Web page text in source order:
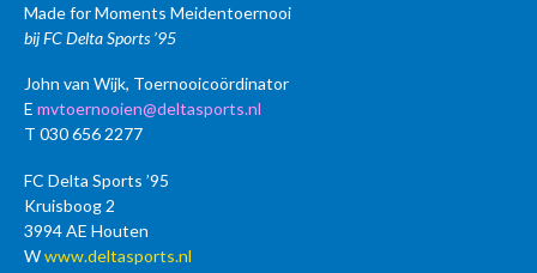
Made for Moments Meidentoernooi
bij FC Delta Sports ’95
John van Wijk, Toernooicoördinator
E mvtoernooien@deltasports.nl
T 030 656 2277
FC Delta Sports ’95
Kruisboog 2
3994 AE Houten
Wwww.deltasports.nl